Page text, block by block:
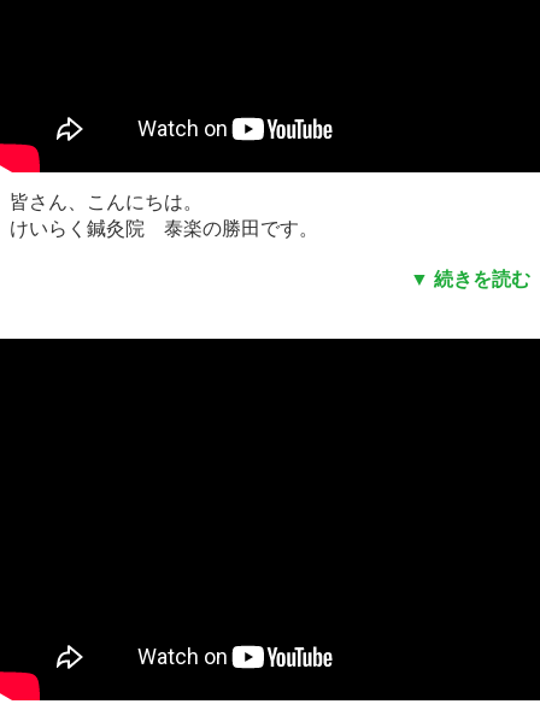
皆さん、こんにちは。
けいらく鍼灸院 泰楽の勝田です。